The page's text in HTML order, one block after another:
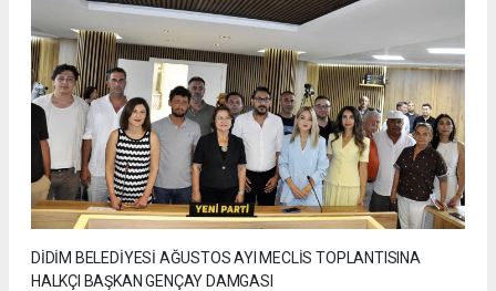
DİDİM BELEDİYESİ AĞUSTOS AYI MECLİS TOPLANTISINA
HALKÇI BAŞKAN GENÇAY DAMGASI